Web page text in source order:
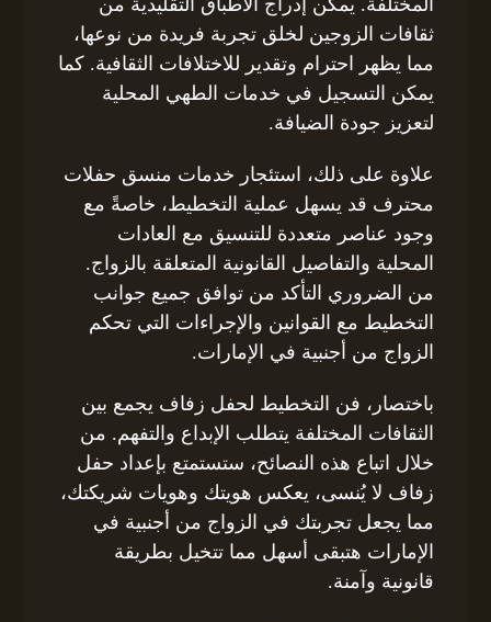
ثقافات الزوجين لخلق تجربة فريدة من نوعها،
مما يظهر احترام وتقدير للاختلافات الثقافية. كما
يمكن التسجيل في خدمات الطهي المحلية
لتعزيز جودة الضيافة.
علاوة على ذلك، استئجار خدمات منسق حفلات
محترف قد يسهل عملية التخطيط، خاصةً مع
وجود عناصر متعددة للتنسيق مع العادات
المحلية والتفاصيل القانونية المتعلقة بالزواج.
من الضروري التأكد من توافق جميع جوانب
التخطيط مع القوانين والإجراءات التي تحكم
الزواج من أجنبية في الإمارات.
باختصار، فن التخطيط لحفل زفاف يجمع بين
الثقافات المختلفة يتطلب الإبداع والتفهم. من
خلال اتباع هذه النصائح، ستستمتع بإعداد حفل
زفاف لا يُنسى، يعكس هويتك وهويات شريكتك،
مما يجعل تجربتك في الزواج من أجنبية في
الإمارات هتبقى أسهل مما تتخيل بطريقة
قانونية وآمنة.